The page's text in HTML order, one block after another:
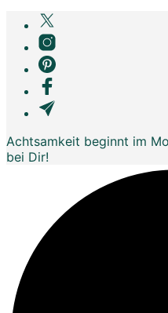
Achtsamkeit beginnt im
bei Dir!